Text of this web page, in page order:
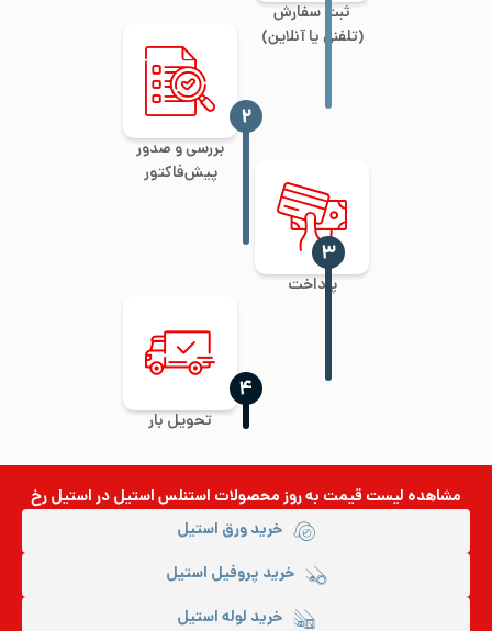
ثبت سفارش
(تلفنی یا آنلاین)
بررسی و صدور
پیش‌فاکتور
‍۲
پرداخت
‍۳
تحویل بار
‍۴
مشاهده لیست قیمت به روزمحصولات استنلس استیلدر استیل رخ
خرید ورق استیل
خرید پروفیل استیل
خرید لوله استیل